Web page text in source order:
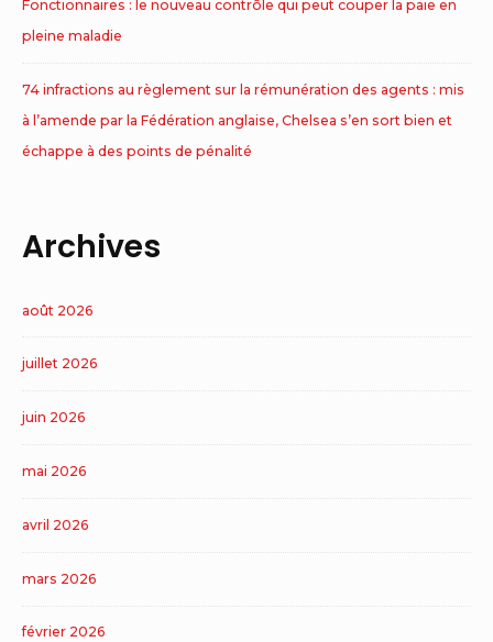
Fonctionnaires : le nouveau contrôle qui peut couper la paie en
pleine maladie
74 infractions au règlement sur la rémunération des agents : mis
à l’amende par la Fédération anglaise, Chelsea s’en sort bien et
échappe à des points de pénalité
Archives
août 2026
juillet 2026
juin 2026
mai 2026
avril 2026
mars 2026
février 2026